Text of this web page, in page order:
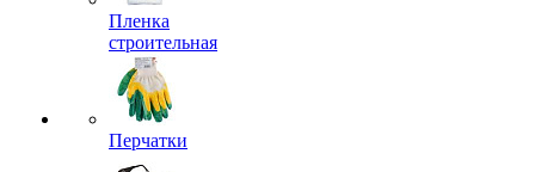
Пленка
строительная
Перчатки